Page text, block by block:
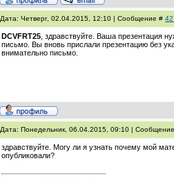
Дата: Четверг, 02.04.2015, 12:10 | Сообщение #
DCVFRT25 , здравствуйте. Ваша презентация
письмо. Вы вновь прислали презентацию без
внимательно письмо.
Дата: Понедельник, 06.04.2015, 09:10 |
здравствуйте. Могу ли я узнать почему мой
опубликовали?